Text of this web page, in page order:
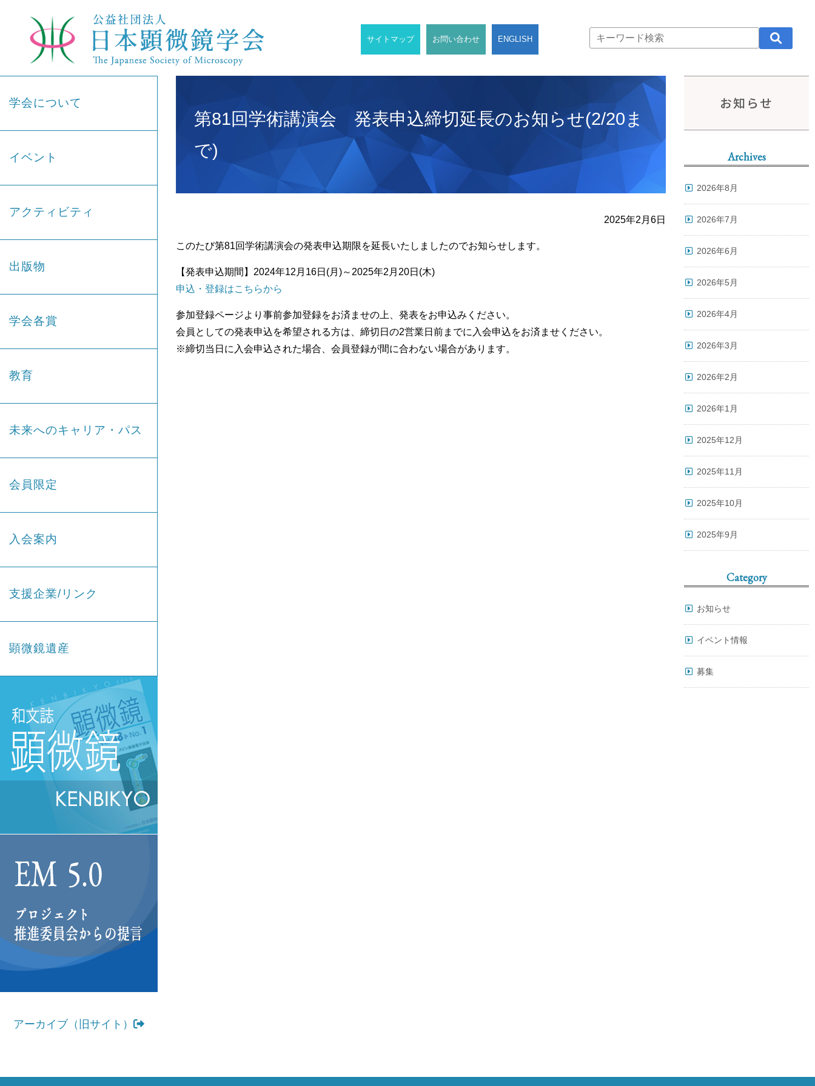
サイトマップ お問い合わせ ENGLISH
学会について
イベント
アクティビティ
出版物
学会各賞
教育
未来へのキャリア・パス
会員限定
入会案内
支援企業/リンク
顕微鏡遺産
アーカイブ（旧サイト）
第81回学術講演会 発表申込締切延長のお知らせ(2/20ま
で)
2025年2月6日
このたび第81回学術講演会の発表申込期限を延長いたしましたのでお知らせします。
【発表申込期間】2024年12月16日(月)～2025年2月20日(木)
申込・登録はこちらから
参加登録ページより事前参加登録をお済ませの上、発表をお申込みください。
会員としての発表申込を希望される方は、締切日の2営業日前までに入会申込をお済ませください。
※締切当日に入会申込された場合、会員登録が間に合わない場合があります。
お知らせ
Archives
2026年8月
2026年7月
2026年6月
2026年5月
2026年4月
2026年3月
2026年2月
2026年1月
2025年12月
2025年11月
2025年10月
2025年9月
Category
お知らせ
イベント情報
募集